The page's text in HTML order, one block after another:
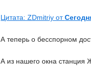
Цитата: ZDmitriy от
А теперь о бесспорном
А из нашего окна станция